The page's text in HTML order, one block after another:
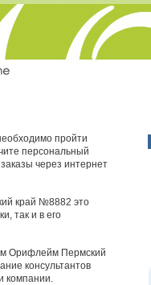
пройти
персональный
через интернет
край №8882 это
так и в его
Орифлейм Пермский
консультантов
компании.